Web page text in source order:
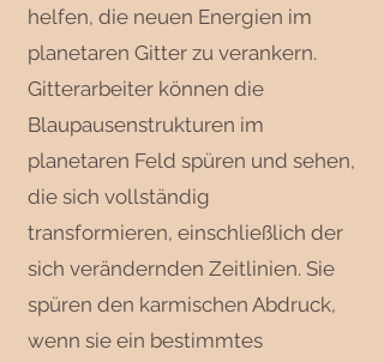
helfen, die neuen Energien im
planetaren Gitter zu verankern.
Gitterarbeiter können die
Blaupausenstrukturen im
planetaren Feld spüren und sehen,
die sich vollständig
transformieren, einschließlich der
sich verändernden Zeitlinien. Sie
spüren den karmischen Abdruck,
wenn sie ein bestimmtes